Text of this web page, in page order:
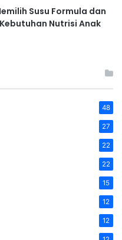
Susu Formula dan
Kebutuhan Nutrisi Anak
48
27
22
22
15
12
12